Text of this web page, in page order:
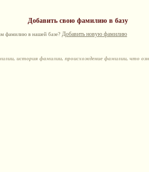
Добавить свою фамилию в базу
фамилию в нашей базе? Добавить новую фамилию
история фамилии, происхождение фамилии, что